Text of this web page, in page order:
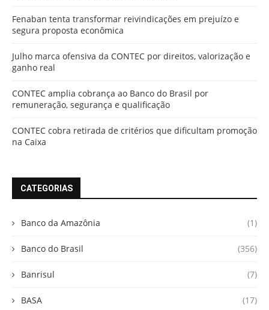
Fenaban tenta transformar reivindicações em prejuízo e
segura proposta econômica
Julho marca ofensiva da CONTEC por direitos, valorização e
ganho real
CONTEC amplia cobrança ao Banco do Brasil por
remuneração, segurança e qualificação
CONTEC cobra retirada de critérios que dificultam promoção
na Caixa
CATEGORIAS
Banco da Amazônia (1)
Banco do Brasil (356)
Banrisul (7)
BASA (17)